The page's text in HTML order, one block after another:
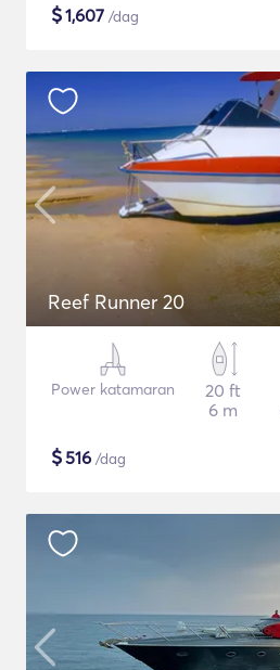
$1,607 /dag
Reef Runner 20
Power katamaran
20 ft
6 m
$516 /dag